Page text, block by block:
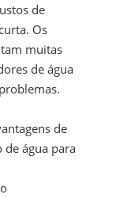
de
Os
muitas
de água
de
água para